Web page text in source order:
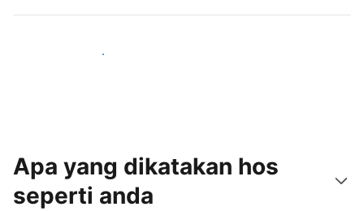
Tarik tetamu baru hari ini
Apa yang dikatakan hos
seperti anda